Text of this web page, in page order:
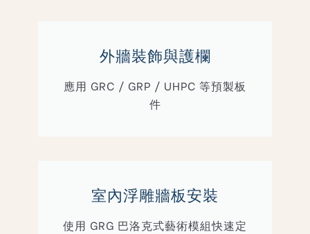
外牆裝飾與護欄
應用 GRC / GRP / UHPC 等預製板
件
室內浮雕牆板安裝
使用 GRG 巴洛克式藝術模組快速定